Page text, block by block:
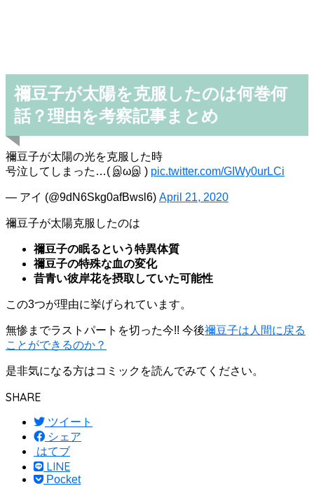
禰豆子が太陽を克服したのは何巻何
話？理由を考察記事まとめ
禰豆子が太陽の光を克服した時
号泣してしまった…( இωஇ ) pic.twitter.com/GIWy0urLCi
— アイ (@9dN6Skg0afBwsl6) April 21, 2020
禰豆子が太陽克服したのは
禰豆子の眠るという特異体質
禰豆子の特殊な血の変化
昔青い彼岸花を摂取していた可能性
この3つが理由に挙げられています。
無惨までラストパートを切った今!! 今後禰豆子は人間に戻る
ことができるのか？
是非気になる方はコミックを読んでみてください。
SHARE
ツイート
シェア
はてブ
LINE
Pocket